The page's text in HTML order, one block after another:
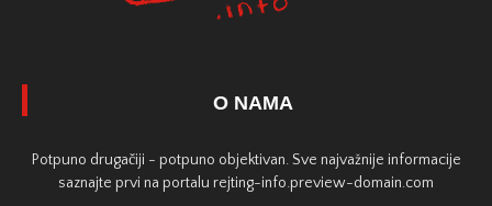
O NAMA
Potpuno drugačiji - potpuno objektivan. Sve najvažnije informacije
saznajte prvi na portalu rejting-info.preview-domain.com